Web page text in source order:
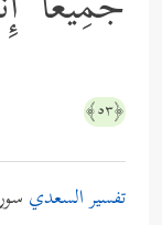
﴿٥٣﴾
تفسير السعدي